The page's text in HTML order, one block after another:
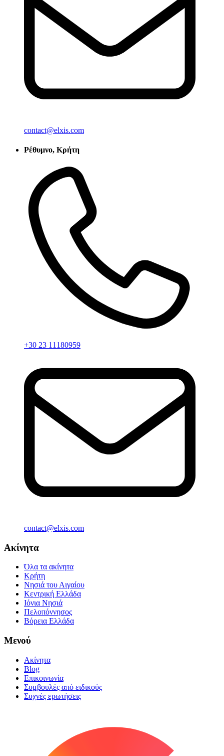
contact@elxis.com
Ρέθυμνο, Κρήτη
+30 23 11180959
contact@elxis.com
Ακίνητα
Όλα τα ακίνητα
Κρήτη
Νησιά του Αιγαίου
Κεντρική Ελλάδα
Ιόνια Νησιά
Πελοπόννησος
Βόρεια Ελλάδα
Μενού
Ακίνητα
Blog
Επικοινωνία
Συμβουλές από ειδικούς
Συχνές ερωτήσεις